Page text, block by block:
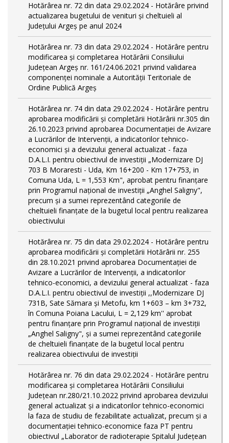
Hotărârea nr. 72 din data 29.02.2024 - Hotărâre privind
actualizarea bugetului de venituri și cheltuieli al
Județului Argeș pe anul 2024
Hotărârea nr. 73 din data 29.02.2024 - Hotărâre pentru
modificarea și completarea Hotărârii Consiliului
Județean Argeș nr. 161/24.06.2021 privind validarea
componenței nominale a Autorității Teritoriale de
Ordine Publică Argeș
Hotărârea nr. 74 din data 29.02.2024 - Hotărâre pentru
aprobarea modificării şi completării Hotărârii nr.305 din
26.10.2023 privind aprobarea Documentației de Avizare
a Lucrărilor de Intervenții, a indicatorilor tehnico-
economici și a devizului general actualizat - faza
D.A.L.I. pentru obiectivul de investiţii „Modernizare DJ
703 B Moraresti - Uda, Km 16+200 - Km 17+753, in
Comuna Uda, L = 1,553 Km", aprobat pentru finanțare
prin Programul național de investiții „Anghel Saligny",
precum și a sumei reprezentând categoriile de
cheltuieli finanțate de la bugetul local pentru realizarea
obiectivului
Hotărârea nr. 75 din data 29.02.2024 - Hotărâre pentru
aprobarea modificării şi completării Hotărârii nr. 255
din 28.10.2021 privind aprobarea Documentației de
Avizare a Lucrărilor de Intervenții, a indicatorilor
tehnico-economici, a devizului general actualizat - faza
D.A.L.I. pentru obiectivul de investiţii ,,Modernizare DJ
731B, Sate Sămara și Metofu, km 1+603 – km 3+732,
în Comuna Poiana Lacului, L = 2,129 km'' aprobat
pentru finanțare prin Programul național de investiții
„Anghel Saligny", și a sumei reprezentând categoriile
de cheltuieli finanțate de la bugetul local pentru
realizarea obiectivului de investiții
Hotărârea nr. 76 din data 29.02.2024 - Hotărâre pentru
modificarea și completarea Hotărârii Consiliului
Județean nr.280/21.10.2022 privind aprobarea devizului
general actualizat și a indicatorilor tehnico-economici
la faza de studiu de fezabilitate actualizat, precum și a
documentației tehnico-economice faza PT pentru
obiectivul „Laborator de radioterapie Spitalul Județean